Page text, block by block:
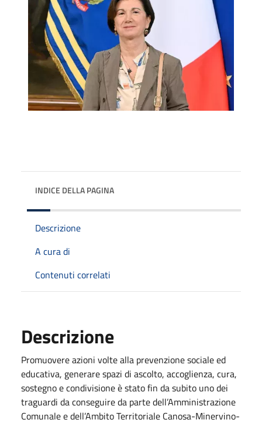
INDICE DELLA PAGINA
Descrizione
A cura di
Contenuti correlati
Descrizione
Promuovere azioni volte alla prevenzione sociale ed
educativa, generare spazi di ascolto, accoglienza, cura,
sostegno e condivisione è stato fin da subito uno dei
traguardi da conseguire da parte dell’Amministrazione
Comunale e dell’Ambito Territoriale Canosa-Minervino-